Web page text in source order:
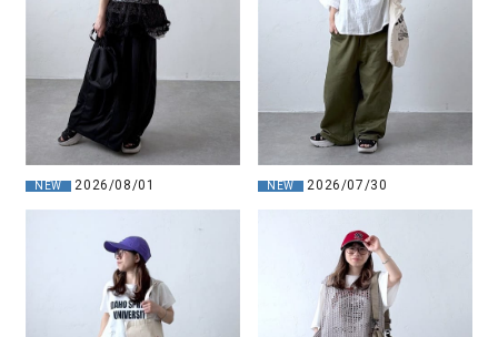
NEW 2026/08/01 NEW 2026/07/30